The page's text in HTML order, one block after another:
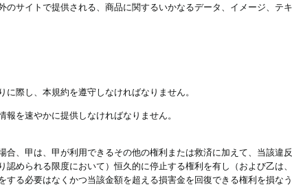
サイトで提供される、商品に関するいかなるデータ、イメージ、テ
際し、本規約を遵守しなければなりません。
を速やかに提供しなければなりません。
、甲は、甲が利用できるその他の権利または救済に加えて、当該違
められる限度において）恒久的に停止する権利を有し（および乙は
る必要はなくかつ当該金額を超える損害金を回復できる権利を損なう